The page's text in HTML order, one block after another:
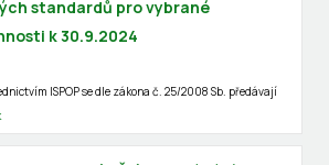
standardů pro vybrané
k 30.9.2024
ISPOP se dle zákona č. 25/2008 Sb. předávají